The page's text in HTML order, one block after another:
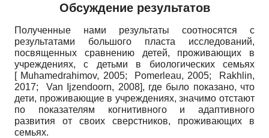
Обсуждение результатов
Полученные нами результаты соотносятся с
результатами большого пласта исследований,
посвященных сравнению детей, проживающих в
учреждениях, с детьми в биологических семьях
[Muhamedrahimov, 2005; Pomerleau, 2005;
Rakhlin,
2017; Van Ijzendoorn, 2008], где было показано, что
дети, проживающие в учреждениях, значимо отстают
по показателям когнитивного и адаптивного
развития от своих сверстников, проживающих в
семьях.